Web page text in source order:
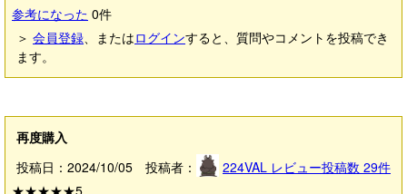
参考になった 0件
＞ 会員登録、またはログインすると、質問やコメントを投稿でき
ます。
再度購入
投稿日：2024/10/05 投稿者：
224VAL レビュー投稿数 29件
★★★★★5